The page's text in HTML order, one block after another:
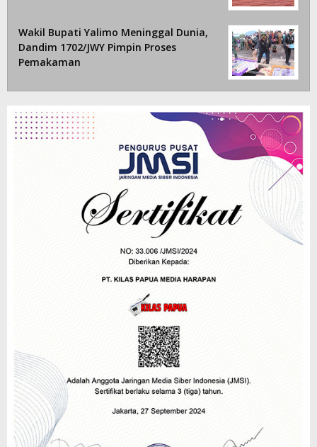
Wakil Bupati Yalimo Meninggal Dunia,
Dandim 1702/JWY Pimpin Proses
Pemakaman